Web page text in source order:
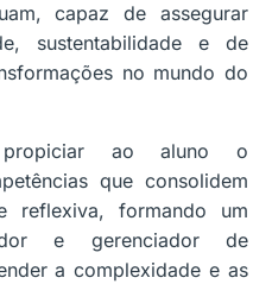
capaz de assegurar
sustentabilidade e de
no mundo do
propiciar ao aluno o
que consolidem
reflexiva, formando um
e gerenciador de
a complexidade e as